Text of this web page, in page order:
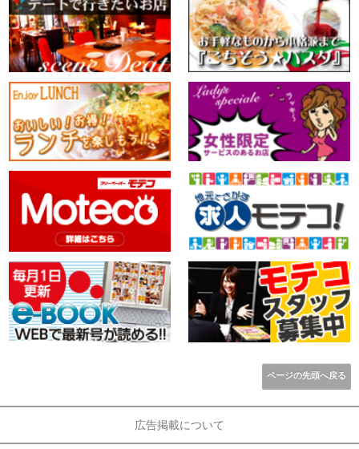
ページの先頭へ戻る
広告掲載について